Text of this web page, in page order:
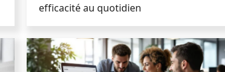
efficacité au quotidien